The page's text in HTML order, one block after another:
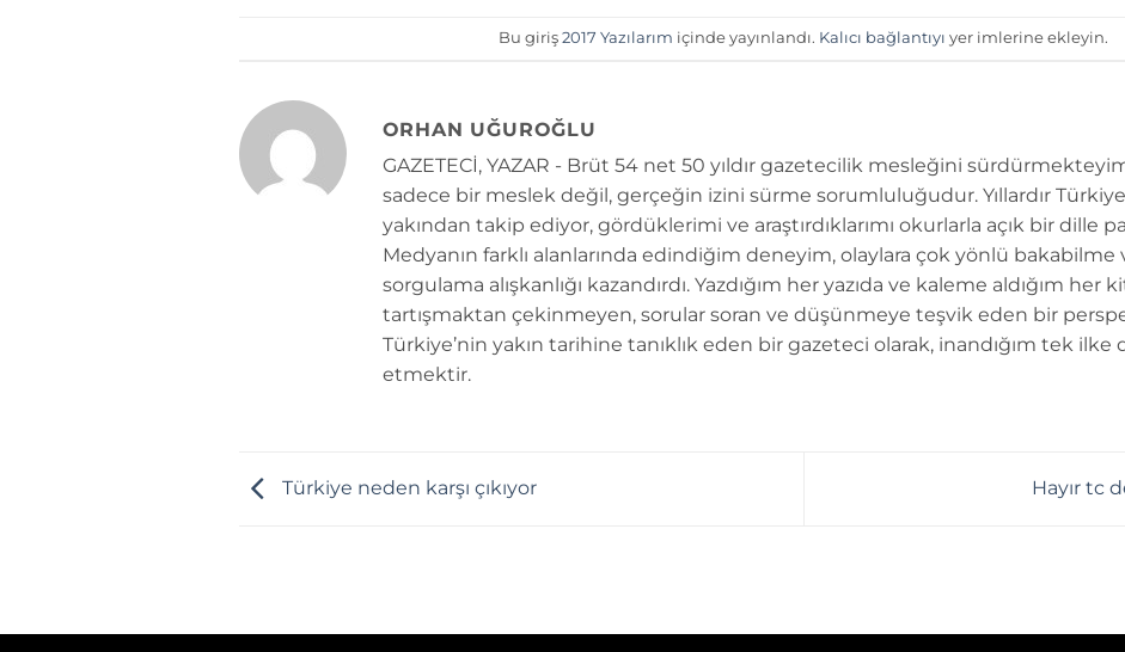
Bu giriş 2017 Yazılarım içinde yayınlandı. Kalıcı bağlantıyı yer imlerine ekleyin.
ORHAN UĞUROĞLU
GAZETECİ, YAZAR - Brüt 54 net 50 yıldır gazetecilik mesleğini
sadece bir meslek değil, gerçeğin izini sürme sorumluluğudur. Yıllardır
yakından takip ediyor, gördüklerimi ve araştırdıklarımı okurlarla açık bir dille
Medyanın farklı alanlarında edindiğim deneyim, olaylara çok yönlü bakabilme
sorgulama alışkanlığı kazandırdı. Yazdığım her yazıda ve kaleme aldığım her
tartışmaktan çekinmeyen, sorular soran ve düşünmeye teşvik eden bir
Türkiye’nin yakın tarihine tanıklık eden bir gazeteci olarak, inandığım tek ilke
etmektir.
Türkiye neden karşı çıkıyor Hayır tc